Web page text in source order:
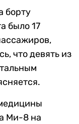
борту
было 17
что девять из
Ми-8 на